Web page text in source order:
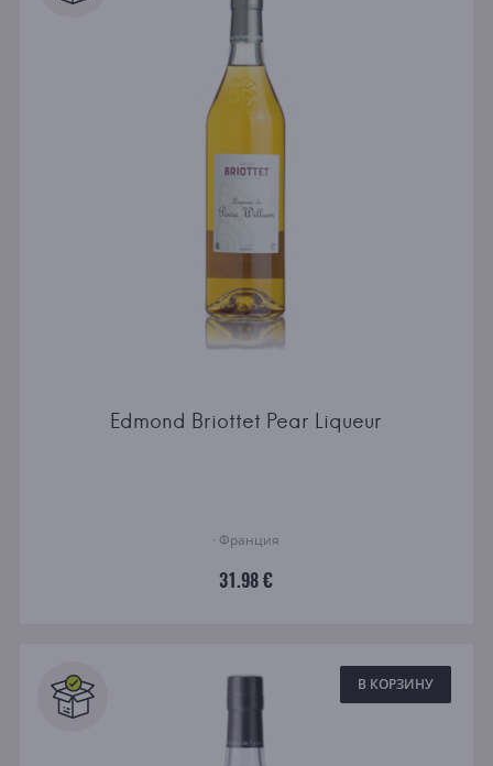
Edmond Briottet Pear Liqueur
· Франция
31.98 €
В КОРЗИНУ